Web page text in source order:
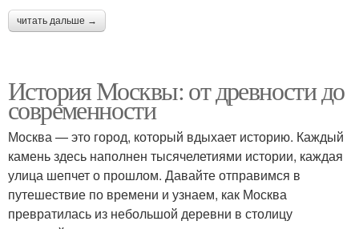
читать дальше →
История Москвы: от древности до
современности
Москва — это город, который вдыхает историю. Каждый
камень здесь наполнен тысячелетиями истории, каждая
улица шепчет о прошлом. Давайте отправимся в
путешествие по времени и узнаем, как Москва
превратилась из небольшой деревни в столицу